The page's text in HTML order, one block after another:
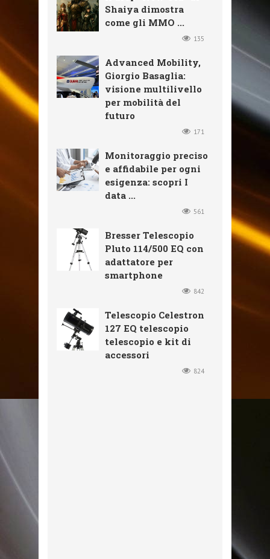
Shaiya dimostra
come gli MMO ...
135
Advanced Mobility,
Giorgio Basaglia:
visione multilivello
per mobilità del
futuro
171
Monitoraggio preciso
e affidabile per ogni
esigenza: scopri I
data ...
561
Bresser Telescopio
Pluto 114/500 EQ con
adattatore per
smartphone
842
Telescopio Celestron
127 EQ telescopio
telescopio e kit di
accessori
824